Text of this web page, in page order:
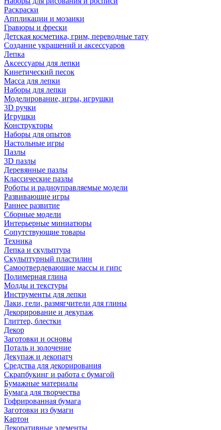
Раскраски
Аппликации и мозаики
Гравюры и фрески
Детская косметика, грим, переводные тату
Создание украшений и аксессуаров
Лепка
Аксессуары для лепки
Кинетический песок
Масса для лепки
Наборы для лепки
Моделирование, игры, игрушки
3D ручки
Игрушки
Конструкторы
Наборы для опытов
Настольные игры
Пазлы
3D пазлы
Деревянные пазлы
Классические пазлы
Роботы и радиоуправляемые модели
Развивающие игры
Раннее развитие
Сборные модели
Интерьерные миниатюры
Сопутствующие товары
Техника
Лепка и скульптура
Скульптурный пластилин
Самоотвердевающие массы и гипс
Полимерная глина
Молды и текстуры
Инструменты для лепки
Лаки, гели, размягчители для глины
Декорирование и декупаж
Глиттер, блестки
Декор
Заготовки и основы
Поталь и золочение
Декупаж и декопатч
Средства для декорирования
Скрапбукинг и работа с бумагой
Бумажные материалы
Бумага для творчества
Гофрированная бумага
Заготовки из бумаги
Картон
Декоративные элементы